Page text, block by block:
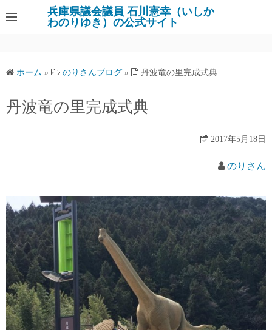
ン
ツ
キ
兵庫県議会議員 石川憲幸（いしか
わのりゆき）の公式サイト
ホーム » のりさんブログ » 丹波竜の里完成式典
丹波竜の里完成式典
2017年5月18日
のりさん